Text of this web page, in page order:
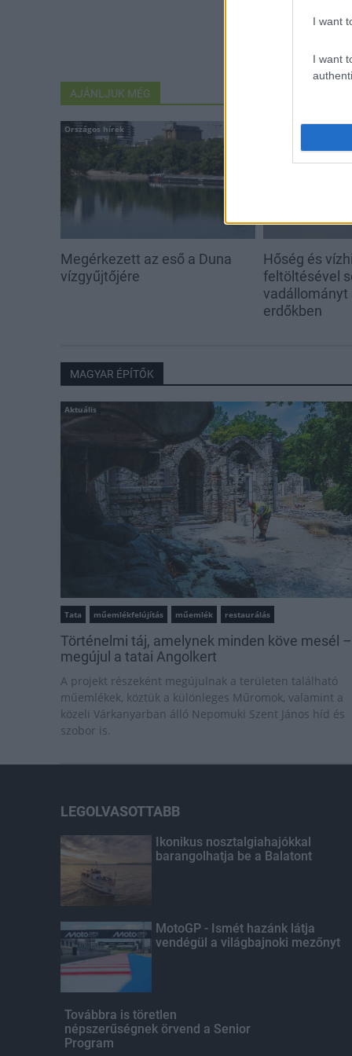
I want
I want
AJÁNLJUK MÉG
Országos hírek
Megérkezett az eső a Duna
vízgyűjtőjére
Hőség és
feltöltésével
vadállományt
erdőkben
MAGYAR ÉPÍTŐK
Aktuális
Tata műemlékfelújítás műemlék restaurálás
Történelmi táj, amelynek minden köve mesél –
megújul a tatai Angolkert
A projekt részeként megújulnak a területen található
műemlékek, köztük a különleges Műromok, valamint a
közeli Várkanyarban álló Nepomuki Szent János híd és
szobor is.
LEGOLVASOTTABB
Ikonikus nosztalgiahajókkal
barangolhatja be a Balatont
MotoGP - Ismét hazánk látja
vendégül a világbajnoki mezőnyt
Továbbra is töretlen
népszerűségnek örvend a Senior
Program